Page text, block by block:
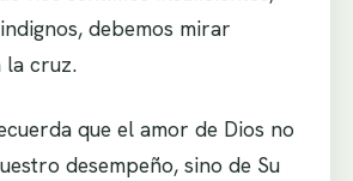
debemos mirar
la cruz.
que el amor de Dios no
desempeño, sino de Su